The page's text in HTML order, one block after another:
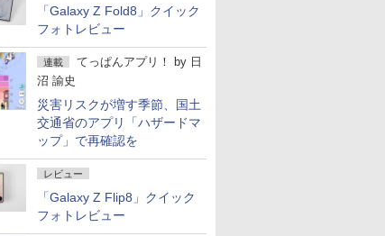
「Galaxy Z Fold8」クイック
フォトレビュー
連載 てっぱんアプリ！ by 日
沼 諭史
災害リスクが増す季節、国土
交通省のアプリ「ハザードマ
ップ」で再確認を
レビュー
「Galaxy Z Flip8」クイック
フォトレビュー